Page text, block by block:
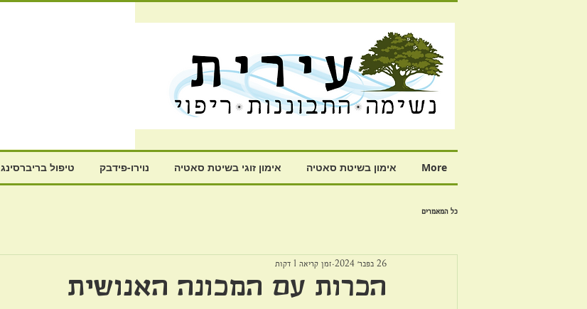
טיפול בריברסינג נוירו-פידבק אימון זוגי בשיטת סאטיה אימון בשיטת סאטיה More
כל המאמרים
הכרות עם המכונה האנושית
26 בפבר׳ 2024 זמן קריאה 1 דקות